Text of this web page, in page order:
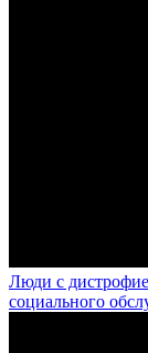
Люди с
социального